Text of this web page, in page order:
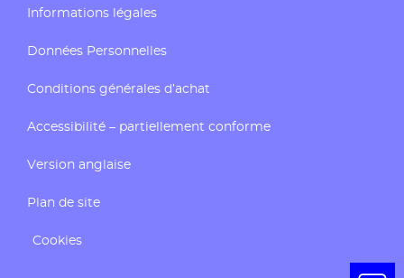
Ouvrir
Informations légales
Données Personnelles
Conditions générales d’achat
Accessibilité – partiellement conforme
Version anglaise
Plan de site
Cookies